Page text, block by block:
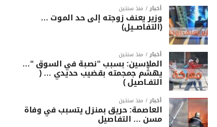
أخبار منذ سنتين
وزير يعنف زوجته إلى حد الموت …
(التفاصــيل)
أخبار منذ سنتين
الملاسين: بسبب “نصبة في السوق “…
يهشّم جمجمته بقضيب حديدي … (
التفـاصيل )
أخبار منذ سنتين
العاصمة: حريق بمنزل يتسبب في وفاة
مسن … التفاصيل